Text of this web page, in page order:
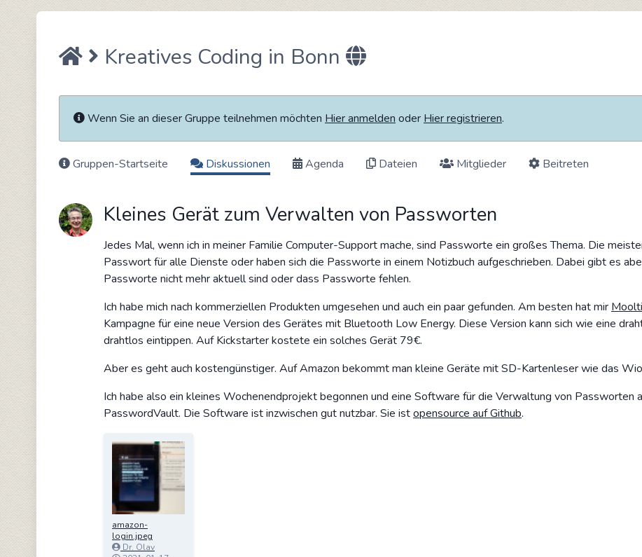
Kreatives Coding in Bonn
Wenn Sie an dieser Gruppe teilnehmen möchten Hier anmelden oder Hier registrieren.
Gruppen-Startseite Diskussionen Agenda Dateien Mitglieder Beitreten
Kleines Gerät zum Verwalten von Passworten
Jedes Mal, wenn ich in meiner Familie Computer-Support mache, sind Passworte ein großes Thema. Die
Passwort für alle Dienste oder haben sich die Passworte in einem Notizbuch aufgeschrieben. Dabei gibt es
Passworte nicht mehr aktuell sind oder dass Passworte fehlen.
Ich habe mich nach kommerziellen Produkten umgesehen und auch ein paar gefunden. Am besten hat mir
Kampagne für eine neue Version des Gerätes mit Bluetooth Low Energy. Diese Version kann sich wie eine
drahtlos eintippen. Auf Kickstarter kostete ein solches Gerät 79€.
Aber es geht auch kostengünstiger. Auf Amazon bekommt man kleine Geräte mit SD-Kartenleser wie das
Ich habe also ein kleines Wochenendprojekt begonnen und eine Software für die Verwaltung von Passworten
PasswordVault. Die Software ist inzwischen gut nutzbar. Sie istopensource auf Github.
amazon-
login.jpeg
Dr. Olav